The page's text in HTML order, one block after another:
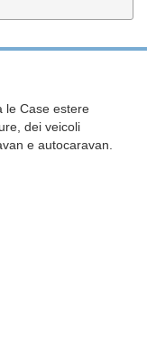
le Case estere
dei veicoli
e autocaravan.